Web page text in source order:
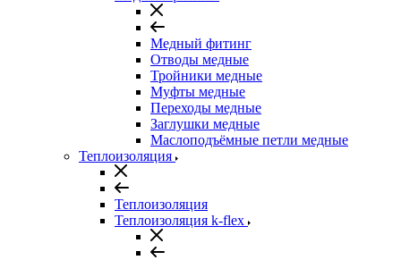
Медный фитинг
Отводы медные
Тройники медные
Муфты медные
Переходы медные
Заглушки медные
Маслоподъёмные петли медные
Теплоизоляция
Теплоизоляция
Теплоизоляция k-flex